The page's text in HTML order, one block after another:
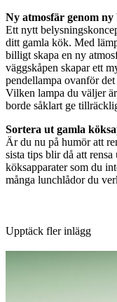
Ny atmosfär genom ny
Ett nytt
ditt gamla kök. Med
billigt skapa en ny
väggskåpen skapar ett
pendellampa ovanför
Vilken lampa du väljer
borde såklart ge
Sortera ut gamla
Är du nu på humör att
sista tips blir då att
köksapparater som du
många lunchlådor du
Upptäck fler inlägg